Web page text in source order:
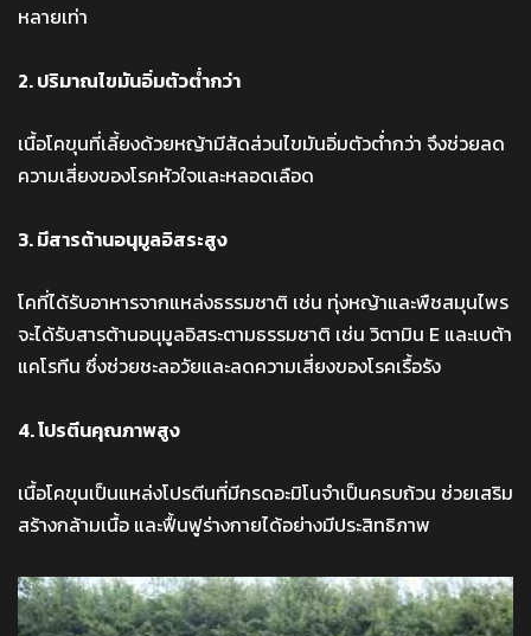
หลายเท่า
2. ปริมาณไขมันอิ่มตัวต่ำกว่า
เนื้อโคขุนที่เลี้ยงด้วยหญ้ามีสัดส่วนไขมันอิ่มตัวต่ำกว่า จึงช่วยลด
ความเสี่ยงของโรคหัวใจและหลอดเลือด
3. มีสารต้านอนุมูลอิสระสูง
โคที่ได้รับอาหารจากแหล่งธรรมชาติ เช่น ทุ่งหญ้าและพืชสมุนไพร
จะได้รับสารต้านอนุมูลอิสระตามธรรมชาติ เช่น วิตามิน E และเบต้า
แคโรทีน ซึ่งช่วยชะลอวัยและลดความเสี่ยงของโรคเรื้อรัง
4. โปรตีนคุณภาพสูง
เนื้อโคขุนเป็นแหล่งโปรตีนที่มีกรดอะมิโนจำเป็นครบถ้วน ช่วยเสริม
สร้างกล้ามเนื้อ และฟื้นฟูร่างกายได้อย่างมีประสิทธิภาพ